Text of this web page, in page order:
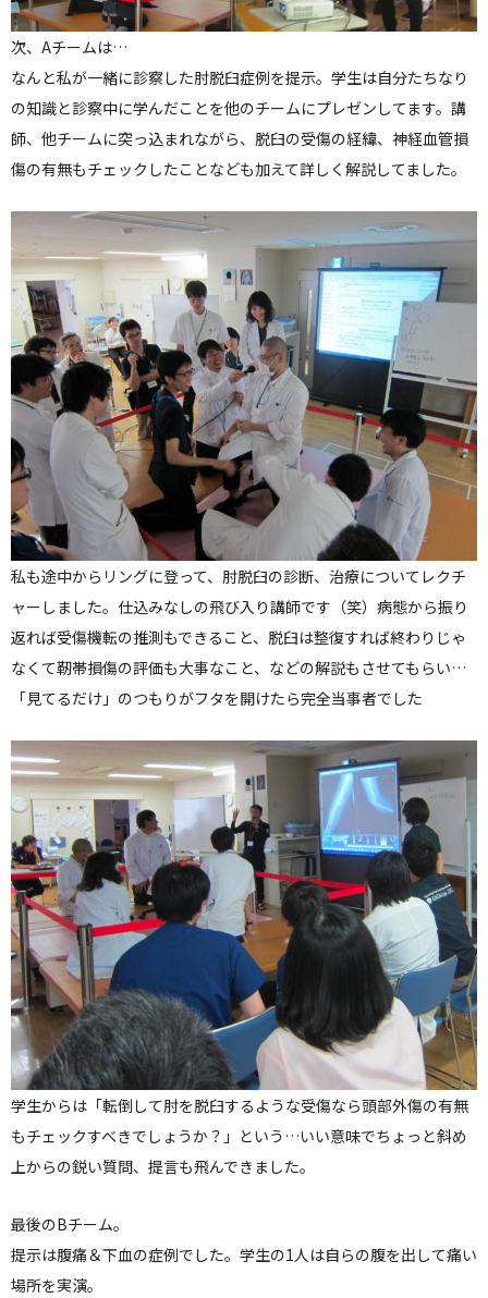
次、Aチームは…
なんと私が一緒に診察した肘脱臼症例を提示。学生は自分たちなり
の知識と診察中に学んだことを他のチームにプレゼンしてます。講
師、他チームに突っ込まれながら、脱臼の受傷の経緯、神経血管損
傷の有無もチェックしたことなども加えて詳しく解説してました。
私も途中からリングに登って、肘脱臼の診断、治療についてレクチ
ャーしました。仕込みなしの飛び入り講師です（笑）病態から振り
返れば受傷機転の推測もできること、脱臼は整復すれば終わりじゃ
なくて靭帯損傷の評価も大事なこと、などの解説もさせてもらい…
「見てるだけ」のつもりがフタを開けたら完全当事者でした
学生からは「転倒して肘を脱臼するような受傷なら頭部外傷の有無
もチェックすべきでしょうか？」という…いい意味でちょっと斜め
上からの鋭い質問、提言も飛んできました。
最後のBチーム。
提示は腹痛＆下血の症例でした。学生の1人は自らの腹を出して痛い
場所を実演。